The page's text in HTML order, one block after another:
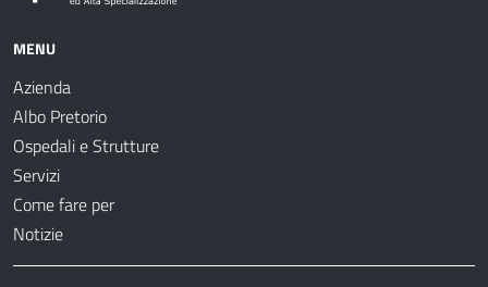
MENU
Azienda
Albo Pretorio
Ospedali e Strutture
Servizi
Come fare per
Notizie